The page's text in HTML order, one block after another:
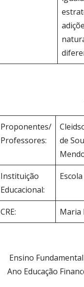
Proponentes/
Professores:
de
Instituição
Educacional:
CRE: Maria
Ensino
Ano Educação